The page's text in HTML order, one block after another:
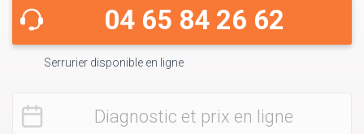
04 65 84 26 62
Serrurier disponible en ligne
Diagnostic et prix en ligne